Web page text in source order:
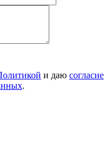
и даю согласие
.